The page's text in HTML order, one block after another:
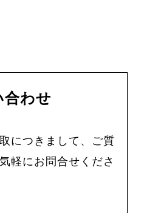
合わせ
につきまして、ご質
軽にお問合せくださ